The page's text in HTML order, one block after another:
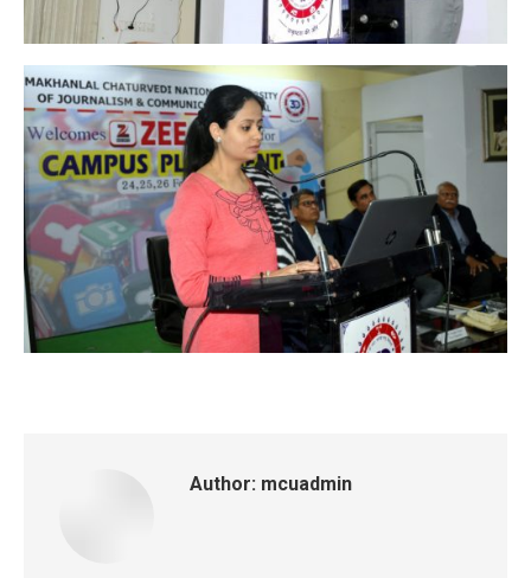
Author: mcuadmin